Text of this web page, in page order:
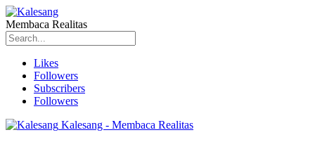
Membaca Realitas
Likes
Followers
Subscribers
Followers
Kalesang - Membaca Realitas